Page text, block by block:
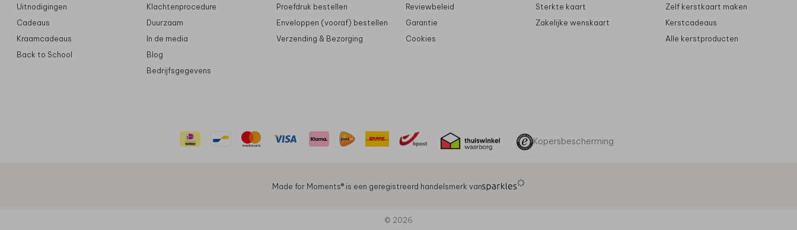
Uitnodigingen
Cadeaus
Kraamcadeaus
Back to School
Klachtenprocedure
Duurzaam
In de media
Blog
Bedrijfsgegevens
Proefdruk bestellen
Enveloppen (vooraf) bestellen
Verzending & Bezorging
Reviewbeleid
Garantie
Cookies
Sterkte kaart
Zakelijke wenskaart
Zelf kerstkaart maken
Kerstcadeaus
Alle kerstproducten
Kopersbescherming
Made for Moments®️ is een geregistreerd handelsmerk van
© 2026